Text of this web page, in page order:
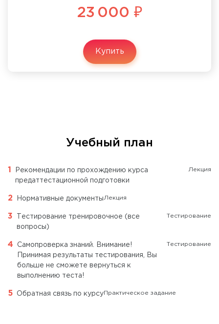
23 000 ₽
Купить
Учебный план
Рекомендации по прохождению курса
предаттестационной подготовки
Лекция
Нормативные документы Лекция
Тестирование тренировочное (все
вопросы)
Тестирование
Самопроверка знаний. Внимание!
Принимая результаты тестирования, Вы
больше не сможете вернуться к
выполнению теста!
Тестирование
Обратная связь по курсуПрактическое задание